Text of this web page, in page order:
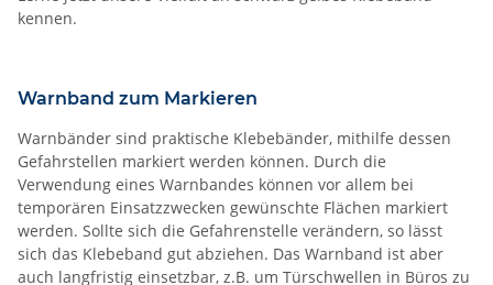
kennen.
Warnband zum Markieren
Warnbänder sind praktische Klebebänder, mithilfe dessen
Gefahrstellen markiert werden können. Durch die
Verwendung eines Warnbandes können vor allem bei
temporären Einsatzzwecken gewünschte Flächen markiert
werden. Sollte sich die Gefahrenstelle verändern, so lässt
sich das Klebeband gut abziehen. Das Warnband ist aber
auch langfristig einsetzbar, z.B. um Türschwellen in Büros zu